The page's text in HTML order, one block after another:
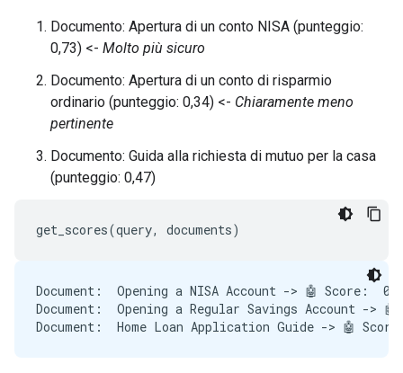
Document:  Opening a NISA Account -> 🤖 Score:
Document:  Opening a Regular Savings Account ->
Document:  Home Loan Application Guide -> 🤖
Documento: Apertura di un conto NISA (punteggio:
0,73) <- Molto più sicuro
Documento: Apertura di un conto di risparmio
ordinario (punteggio: 0,34) <- Chiaramente meno
pertinente
Documento: Guida alla richiesta di mutuo per la casa
(punteggio: 0,47)
Document:  Opening a NISA Account -> 🤖 Score:
Document:  Opening a Regular Savings Account ->